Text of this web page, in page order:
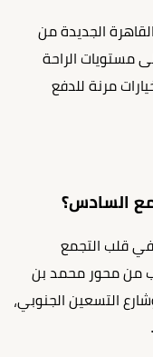
الجديدة من
مستويات الراحة
مرنة للدفع
السادس؟
قلب التجمع
من محور محمد بن
التسعين الجنوبي،